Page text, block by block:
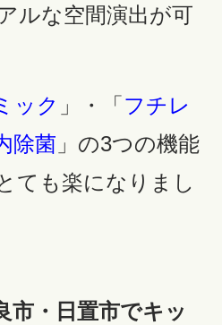
ルな空間演出が可
ック 」・「 フチレ
除菌 」の3つの機能
ても楽になりまし
・日置市でキッ